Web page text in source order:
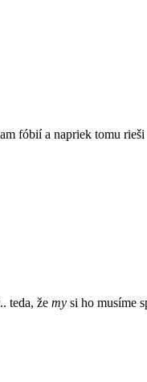
fóbií a napriek tomu
.. teda, že my si ho musíme